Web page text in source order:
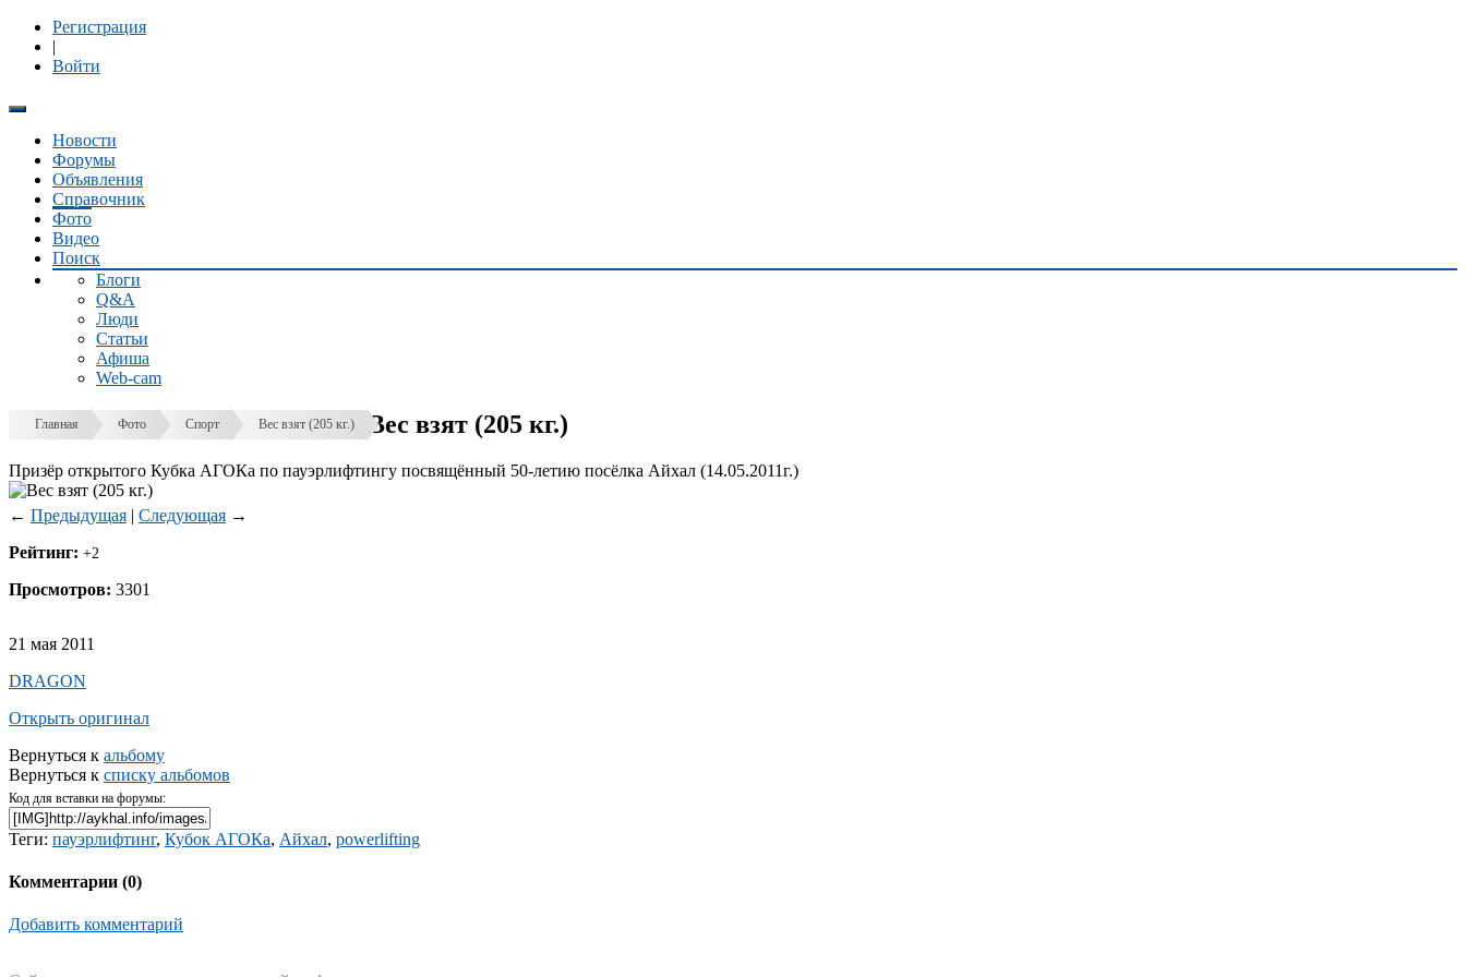
Регистрация
|
Войти
Новости
Форумы
Объявления
Справочник
Фото
Видео
Поиск
Блоги
Q&A
Люди
Статьи
Афиша
Web-cam
Главная Фото Спорт Вес взят (205 кг.) Вес взят (205 кг.)
Призёр открытого Кубка АГОКа по пауэрлифтингу посвящённый 50-летию посёлка Айхал (14.05.2011г.)
← Предыдущая | Следующая →
Рейтинг: +2
Просмотров: 3301
21 мая 2011
DRAGON
Открыть оригинал
Вернуться к альбому
Вернуться к списку альбомов
Код для вставки на форумы:
Теги: пауэрлифтинг, Кубок АГОКа, Айхал, powerlifting
Комментарии (0)
Добавить комментарий